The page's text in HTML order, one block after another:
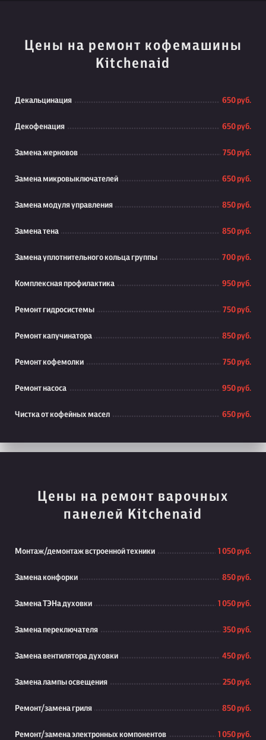
Цены на ремонт кофемашины
Kitchenaid
Декальцинация 650 руб.
Декофенация 650 руб.
Замена жерновов 750 руб.
Замена микровыключателей 650 руб.
Замена модуля управления 850 руб.
Замена тена 850 руб.
Замена уплотнительного кольца группы 700 руб.
Комплексная профилактика 950 руб.
Ремонт гидросистемы 750 руб.
Ремонт капучинатора 850 руб.
Ремонт кофемолки 750 руб.
Ремонт насоса 950 руб.
Чистка от кофейных масел 650 руб.
Цены на ремонт варочных
панелей Kitchenaid
Монтаж/демонтаж встроенной техники 1 050 руб.
Замена конфорки 850 руб.
Замена ТЭНа духовки 1 050 руб.
Замена переключателя 350 руб.
Замена вентилятора духовки 450 руб.
Замена лампы освещения 250 руб.
Ремонт/замена гриля 850 руб.
Ремонт/замена электронных компонентов 1 050 руб.